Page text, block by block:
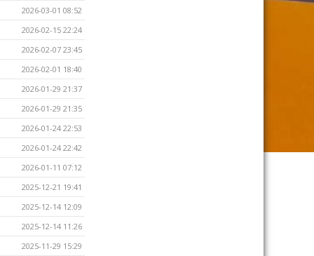
2026-03-01 08:52
2026-02-15 22:24
2026-02-07 23:45
2026-02-01 18:40
2026-01-29 21:37
2026-01-29 21:35
2026-01-24 22:53
2026-01-24 22:42
2026-01-11 07:12
2025-12-21 19:41
2025-12-14 12:09
2025-12-14 11:26
2025-11-29 15:29